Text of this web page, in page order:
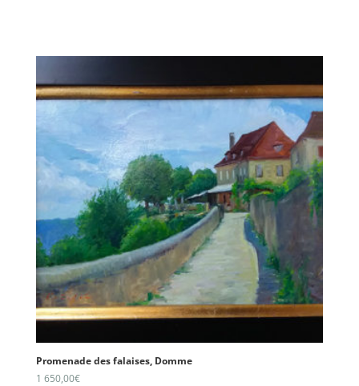
Promenade des falaises, Domme
1 650,00€